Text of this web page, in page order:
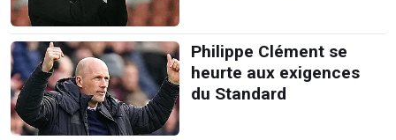
Philippe Clément se
heurte aux exigences
du Standard